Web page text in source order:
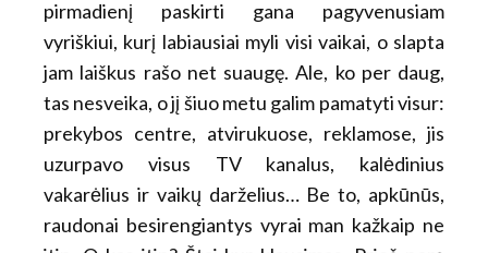
pirmadienį paskirti gana pagyvenusiam
vyriškiui, kurį labiausiai myli visi vaikai, o slapta
jam laiškus rašo net suaugę. Ale, ko per daug,
tas nesveika, o jį šiuo metu galim pamatyti visur:
prekybos centre, atvirukuose, reklamose, jis
uzurpavo visus TV kanalus, kalėdinius
vakarėlius ir vaikų darželius… Be to, apkūnūs,
raudonai besirengiantys vyrai man kažkaip ne